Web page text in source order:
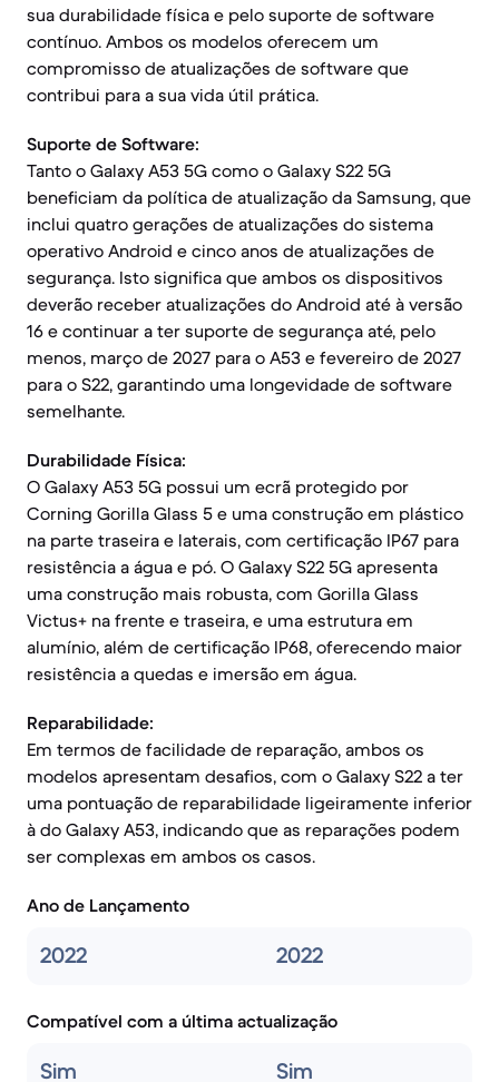
sua durabilidade física e pelo suporte de software
contínuo. Ambos os modelos oferecem um
compromisso de atualizações de software que
contribui para a sua vida útil prática.
Suporte de Software:
Tanto o Galaxy A53 5G como o Galaxy S22 5G
beneficiam da política de atualização da Samsung, que
inclui quatro gerações de atualizações do sistema
operativo Android e cinco anos de atualizações de
segurança. Isto significa que ambos os dispositivos
deverão receber atualizações do Android até à versão
16 e continuar a ter suporte de segurança até, pelo
menos, março de 2027 para o A53 e fevereiro de 2027
para o S22, garantindo uma longevidade de software
semelhante.
Durabilidade Física:
O Galaxy A53 5G possui um ecrã protegido por
Corning Gorilla Glass 5 e uma construção em plástico
na parte traseira e laterais, com certificação IP67 para
resistência a água e pó. O Galaxy S22 5G apresenta
uma construção mais robusta, com Gorilla Glass
Victus+ na frente e traseira, e uma estrutura em
alumínio, além de certificação IP68, oferecendo maior
resistência a quedas e imersão em água.
Reparabilidade:
Em termos de facilidade de reparação, ambos os
modelos apresentam desafios, com o Galaxy S22 a ter
uma pontuação de reparabilidade ligeiramente inferior
à do Galaxy A53, indicando que as reparações podem
ser complexas em ambos os casos.
Ano de Lançamento
2022 2022
Compatível com a última actualização
Sim Sim